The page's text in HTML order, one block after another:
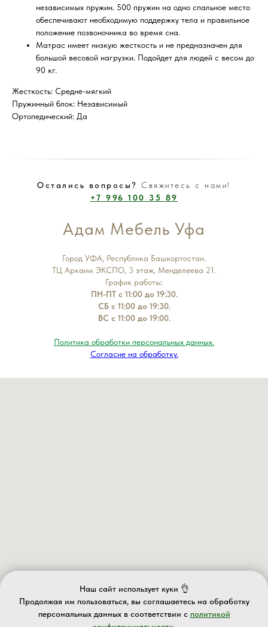
независимых пружин. 500 пружин на одно спальное место
обеспечивают необходимую поддержку тела и правильное
положение позвоночника во время сна.
Матрас имеет низкую жесткость и не предназначен для
большой весовой нагрузки. Подойдет для людей с весом до
90 кг.
Жесткость: Средне-мягкий
Пружинный блок: Независимый
Ортопедический: Да
Остались вопросы?Свяжитесь с нами!
+7 996 100 35 89
Адам Мебель Уфа
Город УФА, Республика Башкортостан.
ТЦ Аркаим ЭКСПО, 3 этаж, Менделеева 21.
График работы:
ПН-ПТ с 11:00 до 19:30.
СБ с 11:00 до 19:30.
ВС с 11:00 до 19:00.
Политика обработки персональных данных.
Согласие на обработку.
Наш сайт использует куки 👌
Продолжая им пользоваться, вы соглашаетесь на обработку
персональных данных в соответствии с политикой